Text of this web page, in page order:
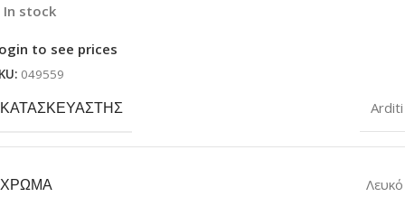
In stock
to see prices
049559
ΚΑΤΑΣΚΕΥΑΣΤΉΣ Arditi
ΧΡΏΜΑ Λευκό